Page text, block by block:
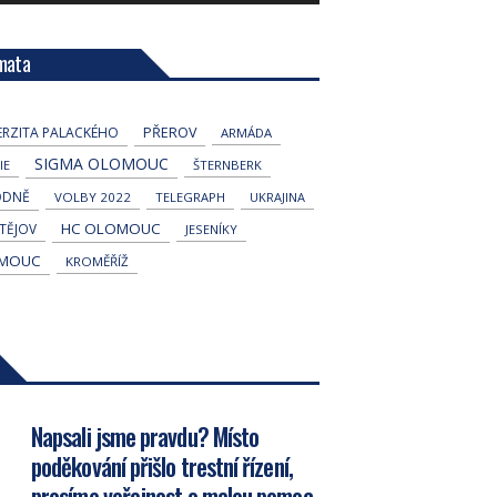
PALACKÉHO PŘEROV
ARMÁDA
SIGMA OLOMOUC ŠTERNBERK
VOLBY 2022 TELEGRAPH UKRAJINA
HC OLOMOUC JESENÍKY
KROMĚŘÍŽ
Napsali jsme pravdu? Místo
poděkování přišlo trestní řízení,